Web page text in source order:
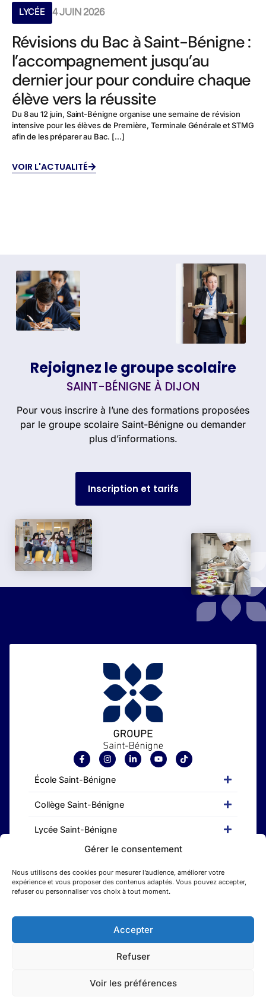
Gérer le consentement
Nous utilisons des cookies pour mesurer l’audience, améliorer votre
expérience et vous proposer des contenus adaptés. Vous pouvez accepter,
refuser ou personnaliser vos choix à tout moment.
Accepter
Refuser
Voir les préférences
LYCÉE 4 JUIN 2026
Révisions du Bac à Saint-Bénigne :
l’accompagnement jusqu’au
dernier jour pour conduire chaque
élève vers la réussite
Du 8 au 12 juin, Saint-Bénigne organise une semaine de révision
intensive pour les élèves de Première, Terminale Générale et STMG
afin de les préparer au Bac. [...]
VOIR L'ACTUALITÉ
Rejoignez le groupe scolaire
SAINT-BÉNIGNE À DIJON
Pour vous inscrire à l’une des formations proposées
par le groupe scolaire Saint-Bénigne ou demander
plus d’informations.
Inscription et tarifs
École Saint-Bénigne
Collège Saint-Bénigne
Lycée Saint-Bénigne
CFA Saint-Bénigne
Etudes supérieures
Recrutement & engagements
Règlement intérieur